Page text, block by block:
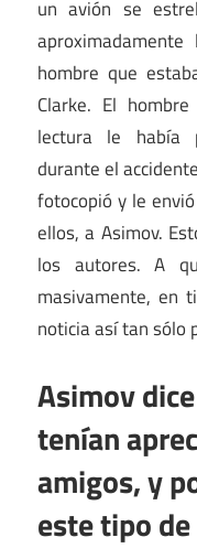
un avión se
hombre que
Clarke. El
lectura le había
durante el
fotocopió y le
ellos, a Asimov.
los autores. A
masivamente, en
noticia así tan sólo
Asimov
tenían
amigos, y
este tipo